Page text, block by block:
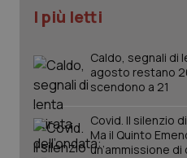
I più letti
Caldo, segnali di
agosto restano
scendono a 21
Covid. Il silenzio
Ma il Quinto
un’ammissione di
_ga